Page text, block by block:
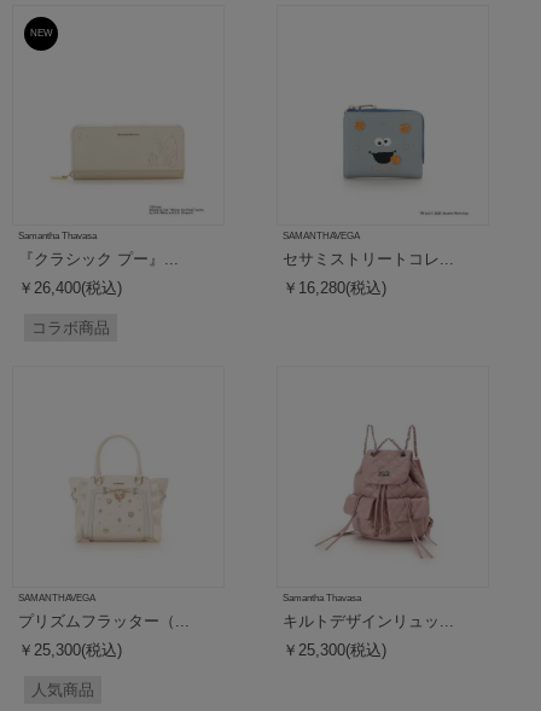
予約
NEW
Samantha Thavasa
『クラシック プー』...
￥26,400(税込)
コラボ商品
SAMANTHAVEGA
セサミストリートコレ...
￥16,280(税込)
SAMANTHAVEGA
プリズムフラッター（...
￥25,300(税込)
人気商品
Samantha Thavasa
キルトデザインリュッ...
￥25,300(税込)